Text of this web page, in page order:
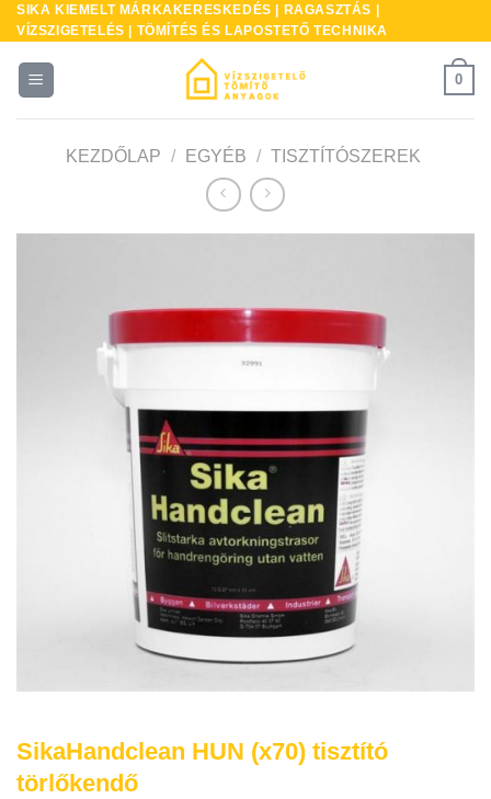
Skip
to
content
SIKA KIEMELT MÁRKAKERESKEDÉS | RAGASZTÁS |
VÍZSZIGETELÉS | TÖMÍTÉS ÉS LAPOSTETŐ TECHNIKA
0
KEZDŐLAP / EGYÉB / TISZTÍTÓSZEREK
SikaHandclean HUN (x70) tisztító
törlőkendő